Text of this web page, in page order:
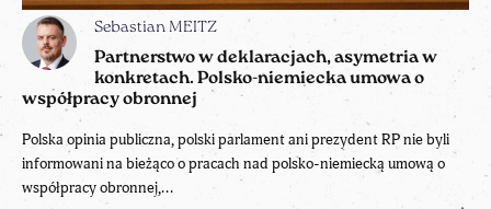
Sebastian MEITZ
Partnerstwo w deklaracjach, asymetria w
konkretach. Polsko-niemiecka umowa o
współpracy obronnej
Polska opinia publiczna, polski parlament ani prezydent RP nie byli
informowani na bieżąco o pracach nad polsko-niemiecką umową o
współpracy obronnej,...